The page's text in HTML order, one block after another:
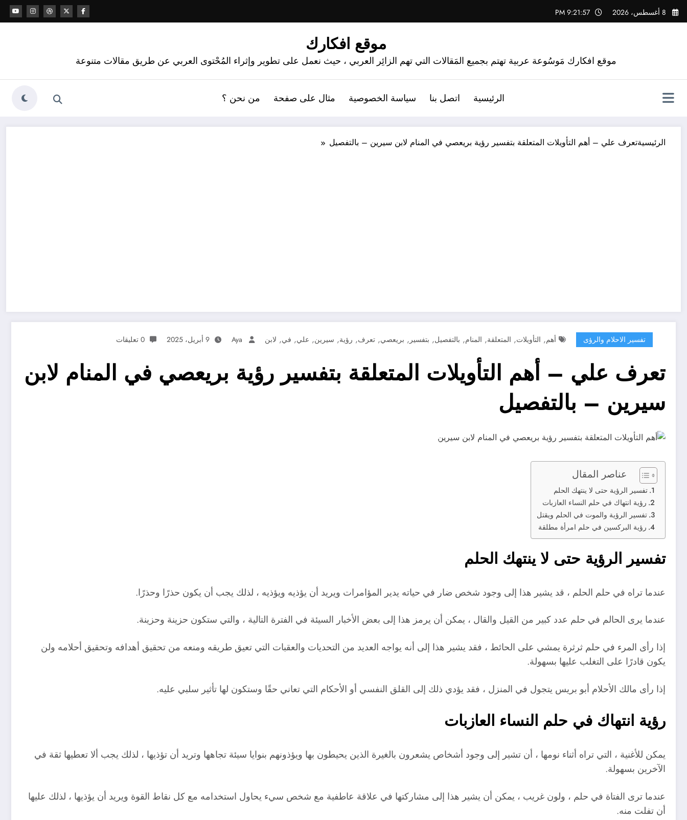
التجاوز
إلى
8 أغسطس، 2026 9:21:58 PM
موقع افكارك
موقع افكارك مَوسُوعة عربية تهتم بجميع المَقالات التي تهم الزائِر العربي ، حيث نعمل على تطوير وإثراء المُحْتوى العربي عن طريق مقالات متنوعة
الرئيسية اتصل بنا سياسة الخصوصية مثال على صفحة من نحن ؟
الرئيسيةتعرف علي – أهم التأويلات المتعلقة بتفسير رؤية بريعصي في المنام لابن سيرين – بالتفصيل
تفسير الاحلام والرؤى أهم, التأويلات, المتعلقة, المنام, بالتفصيل, بتفسير , بريعصي, تعرف, رؤية, سيرين, علي, في, لابن Aya 9 أبريل، 2025 0 تعليقات
تعرف علي – أهم التأويلات المتعلقة بتفسير رؤية بريعصي في المنام لابن
سيرين – بالتفصيل
عناصر المقال
تفسير الرؤية حتى لا ينتهك الحلم
رؤية انتهاك في حلم النساء العازبات
تفسير الرؤية والموت في الحلم ويقتل
رؤية البركسين في حلم امرأة مطلقة
تفسير الرؤية حتى لا ينتهك الحلم
عندما تراه في حلم الحلم ، قد يشير هذا إلى وجود شخص ضار في حياته يدير المؤامرات ويريد أن يؤذيه ويؤذيه ، لذلك يجب أن يكون حذرًا وحذرًا.
عندما يرى الحالم في حلم عدد كبير من القيل والقال ، يمكن أن يرمز هذا إلى بعض الأخبار السيئة في الفترة التالية ، والتي ستكون حزينة وحزينة.
إذا رأى المرء في حلم ثرثرة يمشي على الحائط ، فقد يشير هذا إلى أنه يواجه العديد من التحديات والعقبات التي تعيق طريقه ومنعه من تحقيق أهدافه وتحقيق أحلامه ولن
يكون قادرًا على التغلب عليها بسهولة.
إذا رأى مالك الأحلام أبو بريس يتجول في المنزل ، فقد يؤدي ذلك إلى القلق النفسي أو الأحكام التي تعاني حقًا وستكون لها تأثير سلبي عليه.
رؤية انتهاك في حلم النساء العازبات
يمكن للأغنية ، التي تراه أثناء نومها ، أن تشير إلى وجود أشخاص يشعرون بالغيرة الذين يحيطون بها ويؤذونهم بنوايا سيئة تجاهها وتريد أن تؤذيها ، لذلك يجب ألا تعطيها ثقة في
الآخرين بسهولة.
عندما ترى الفتاة في حلم ، ولون غريب ، يمكن أن يشير هذا إلى مشاركتها في علاقة عاطفية مع شخص سيء يحاول استخدامه مع كل نقاط القوة ويريد أن يؤذيها ، لذلك عليها
أن تفلت منه.